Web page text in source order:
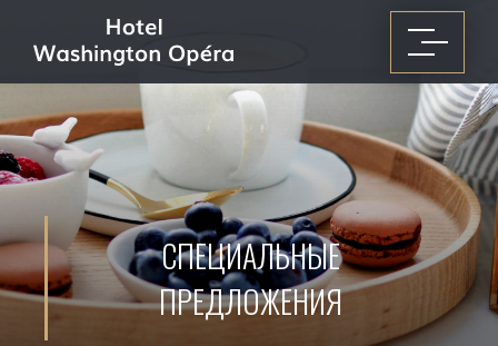
СПЕЦИАЛЬНЫЕ
ПРЕДЛОЖЕНИЯ